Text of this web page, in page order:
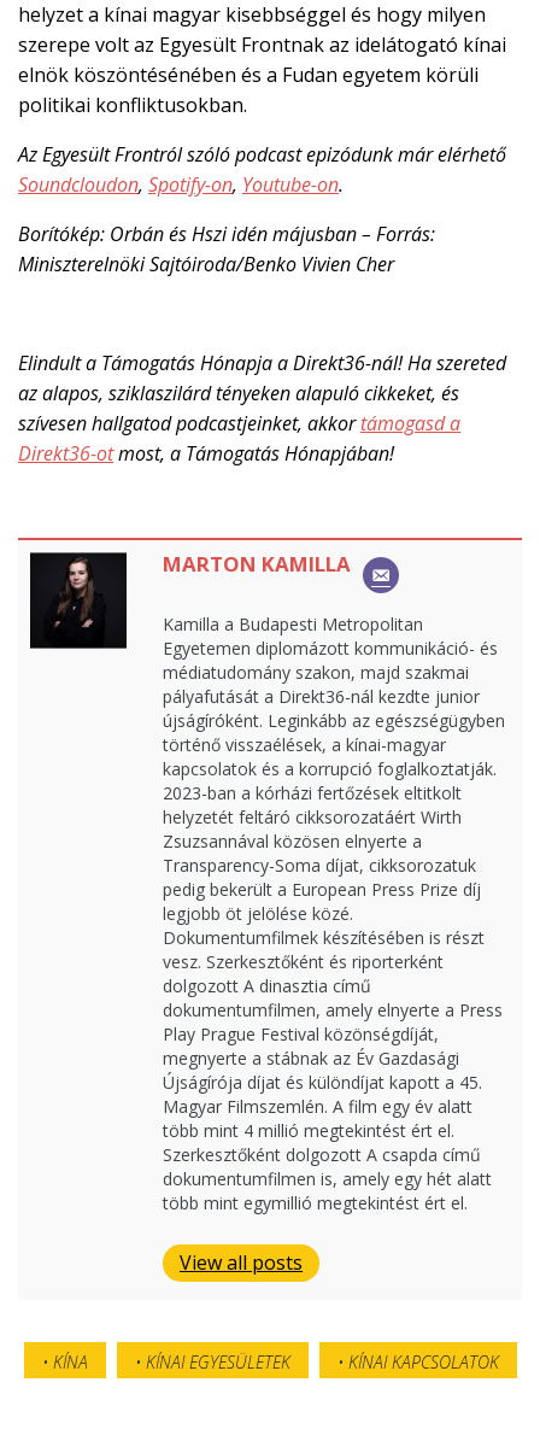
helyzet a kínai magyar kisebbséggel és hogy milyen
szerepe volt az Egyesült Frontnak az idelátogató kínai
elnök köszöntésénében és a Fudan egyetem körüli
politikai konfliktusokban.
Az Egyesült Frontról szóló podcast epizódunk már elérhető
Soundcloudon, Spotify-on, Youtube-on.
Borítókép: Orbán és Hszi idén májusban – Forrás:
Miniszterelnöki Sajtóiroda/Benko Vivien Cher
Elindult a Támogatás Hónapja a Direkt36-nál! Ha szereted
az alapos, sziklaszilárd tényeken alapuló cikkeket, és
szívesen hallgatod podcastjeinket, akkortámogasd a
Direkt36-otmost, a Támogatás Hónapjában!
MARTON KAMILLA
Kamilla a Budapesti Metropolitan
Egyetemen diplomázott kommunikáció- és
médiatudomány szakon, majd szakmai
pályafutását a Direkt36-nál kezdte junior
újságíróként. Leginkább az egészségügyben
történő visszaélések, a kínai-magyar
kapcsolatok és a korrupció foglalkoztatják.
2023-ban a kórházi fertőzések eltitkolt
helyzetét feltáró cikksorozatáért Wirth
Zsuzsannával közösen elnyerte a
Transparency-Soma díjat, cikksorozatuk
pedig bekerült a European Press Prize díj
legjobb öt jelölése közé.
Dokumentumfilmek készítésében is részt
vesz. Szerkesztőként és riporterként
dolgozott A dinasztia című
dokumentumfilmen, amely elnyerte a Press
Play Prague Festival közönségdíját,
megnyerte a stábnak az Év Gazdasági
Újságírója díjat és különdíjat kapott a 45.
Magyar Filmszemlén. A film egy év alatt
több mint 4 millió megtekintést ért el.
Szerkesztőként dolgozott A csapda című
dokumentumfilmen is, amely egy hét alatt
több mint egymillió megtekintést ért el.
View all posts
KÍNA KÍNAI EGYESÜLETEK KÍNAI KAPCSOLATOK